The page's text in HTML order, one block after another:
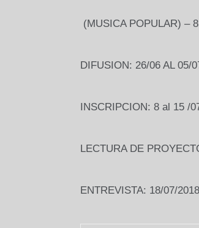
(MUSICA POPULAR) –
DIFUSION: 26/06 AL 05/
INSCRIPCION: 8 al 15 /
LECTURA DE
ENTREVISTA: 18/07/